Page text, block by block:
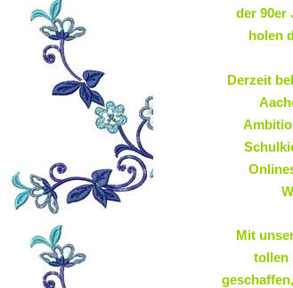
der 90er
holen
Derzeit
Mit
tollen